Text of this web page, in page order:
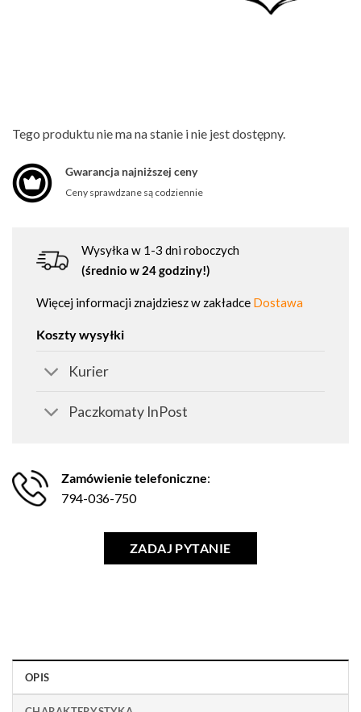
Tego produktu nie ma na stanie i nie jest dostępny.
Gwarancja najniższej ceny
Ceny sprawdzane są codziennie
Wysyłka w 1-3 dni roboczych
(średnio w 24 godziny!)
Więcej informacji znajdziesz w zakładce Dostawa
Koszty wysyłki
Kurier
Paczkomaty InPost
Zamówienie telefoniczne:
794-036-750
ZADAJ PYTANIE
OPIS